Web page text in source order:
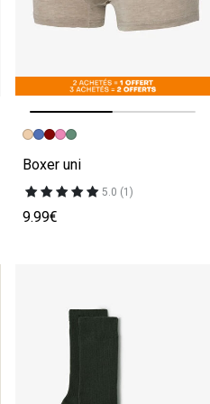
Image précédente
Image suivante
Boxer uni
5.0 (1)
9.99€